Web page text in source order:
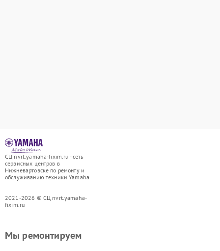
СЦ nvrt.yamaha-fixim.ru - сеть
сервисных центров в
Нижневартовске по ремонту и
обслуживанию техники Yamaha
2021-2026 © СЦ nvrt.yamaha-
fixim.ru
Мы ремонтируем